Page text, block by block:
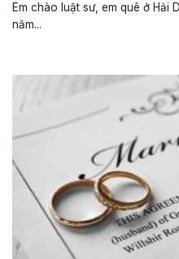
Em chào luật sư, em quê ở Hải
năm...